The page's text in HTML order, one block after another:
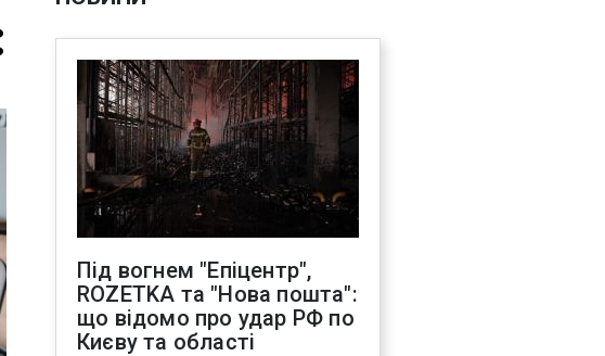
Під вогнем "Епіцентр",
ROZETKA та "Нова пошта":
що відомо про удар РФ по
Києву та області